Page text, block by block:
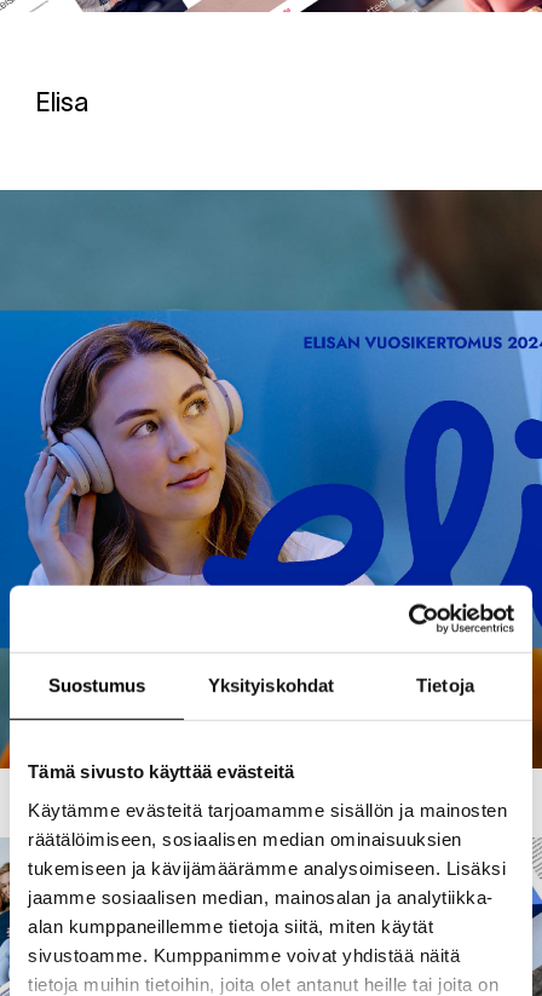
Suostumus Yksityiskohdat Tietoja
Tämä sivusto käyttää evästeitä
Käytämme evästeitä tarjoamamme sisällön ja mainosten
räätälöimiseen, sosiaalisen median ominaisuuksien
tukemiseen ja kävijämäärämme analysoimiseen. Lisäksi
jaamme sosiaalisen median, mainosalan ja analytiikka-
alan kumppaneillemme tietoja siitä, miten käytät
sivustoamme. Kumppanimme voivat yhdistää näitä
tietoja muihin tietoihin, joita olet antanut heille tai joita on
Elisa